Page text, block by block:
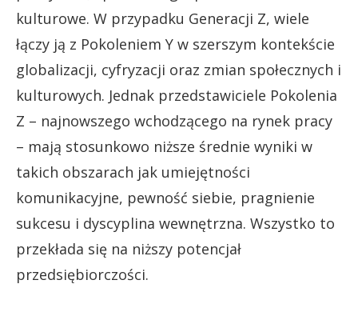
kulturowe. W przypadku Generacji Z, wiele
łączy ją z Pokoleniem Y w szerszym kontekście
globalizacji, cyfryzacji oraz zmian społecznych i
kulturowych. Jednak przedstawiciele Pokolenia
Z – najnowszego wchodzącego na rynek pracy
– mają stosunkowo niższe średnie wyniki w
takich obszarach jak umiejętności
komunikacyjne, pewność siebie, pragnienie
sukcesu i dyscyplina wewnętrzna. Wszystko to
przekłada się na niższy potencjał
przedsiębiorczości.